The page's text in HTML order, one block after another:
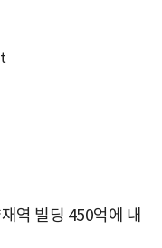
역 빌딩 450억에 내